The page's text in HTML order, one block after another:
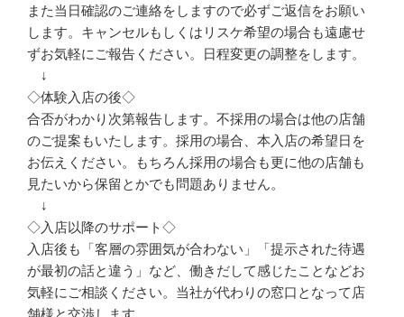
また当日確認のご連絡をしますので必ずご返信をお願い
します。キャンセルもしくはリスケ希望の場合も遠慮せ
ずお気軽にご報告ください。日程変更の調整をします。
↓
◇体験入店の後◇
合否がわかり次第報告します。不採用の場合は他の店舗
のご提案もいたします。採用の場合、本入店の希望日を
お伝えください。もちろん採用の場合も更に他の店舗も
見たいから保留とかでも問題ありません。
↓
◇入店以降のサポート◇
入店後も「客層の雰囲気が合わない」「提示された待遇
が最初の話と違う」など、働きだして感じたことなどお
気軽にご相談ください。当社が代わりの窓口となって店